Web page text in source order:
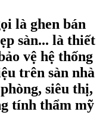
là ghen bán
sàn... là thiết
vệ hệ thống
trên sàn nhà
siêu thị,
tính thẩm mỹ